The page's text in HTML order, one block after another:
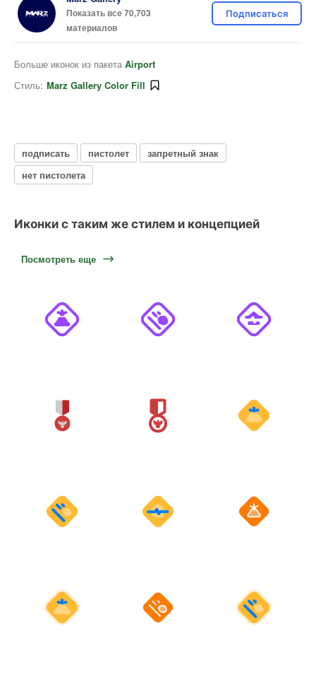
Показать все 70,703
материалов
Подписаться
Больше иконок из пакета Airport
Стиль: Marz Gallery Color Fill
подписать пистолет
запретный знак
нет пистолета
Иконки с таким же стилем и концепцией
Посмотреть еще